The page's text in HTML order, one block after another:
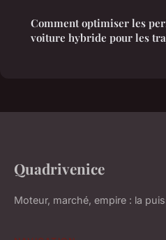
Comment optimiser les
voiture hybride pour les
Quadrivenice
Moteur, marché, empire : la